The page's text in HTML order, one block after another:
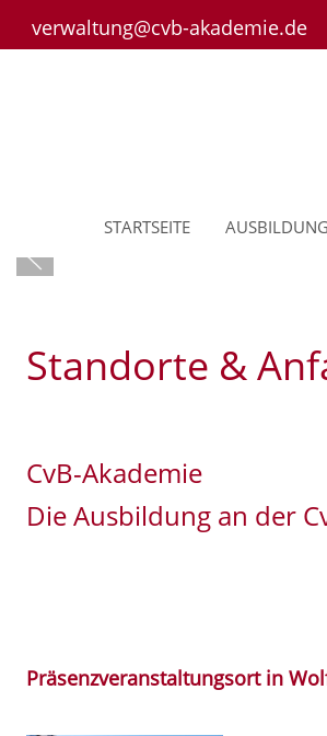
verwaltung@cvb-akademie.de
STARTSEITE AUSBILDUNG
Standorte &
CvB-Akademie
Die Ausbildung an der
Präsenzveranstaltungsort in